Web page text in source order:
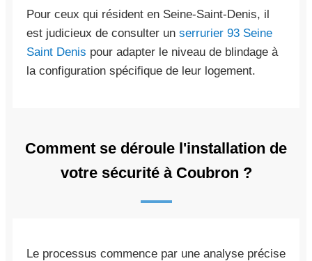
Pour ceux qui résident en Seine-Saint-Denis, il
est judicieux de consulter un serrurier 93 Seine
Saint Denis pour adapter le niveau de blindage à
la configuration spécifique de leur logement.
Comment se déroule l'installation de
votre sécurité à Coubron ?
Le processus commence par une analyse précise